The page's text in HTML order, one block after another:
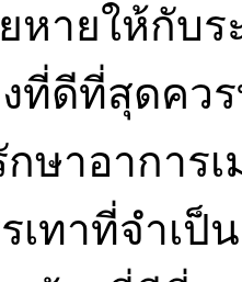
หายให้กับ
งที่ดีที่สุดคว
ษาอาการ
เทาที่จำเ